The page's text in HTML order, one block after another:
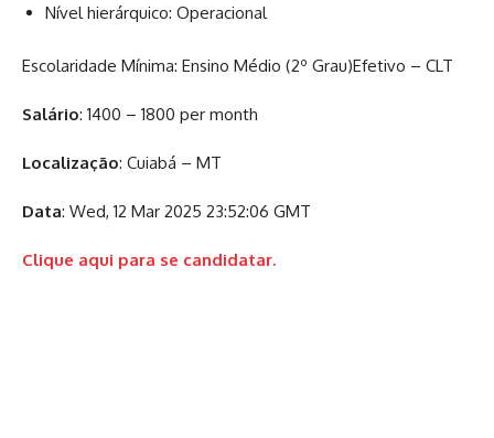
Nível hierárquico: Operacional
Escolaridade Mínima: Ensino Médio (2º Grau)Efetivo – CLT
Salário: 1400 – 1800 per month
Localização: Cuiabá – MT
Data: Wed, 12 Mar 2025 23:52:06 GMT
Clique aqui para se candidatar.